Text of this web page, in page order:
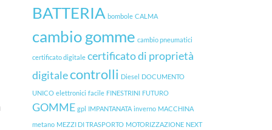
BATTERIA bombole CALMA
cambio gomme cambio pneumatici
certificato digitale certificato di proprietà
digitalecontrolli Diesel DOCUMENTO
UNICO elettronici facile FINESTRINI FUTURO
GOMME gpl IMPANTANATA inverno MACCHINA
metano MEZZI DI TRASPORTO MOTORIZZAZIONE NEXT